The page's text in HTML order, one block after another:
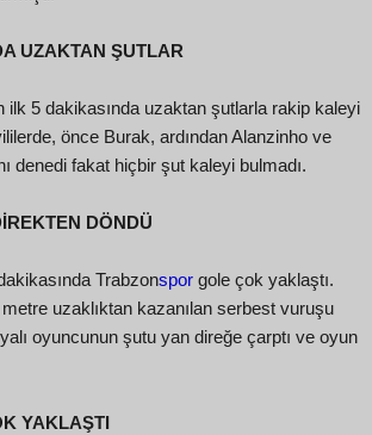
UZAKTAN ŞUTLAR
ilk 5 dakikasında uzaktan şutlarla rakip kaleyi
önce Burak, ardından Alanzinho ve
denedi fakat hiçbir şut kaleyi bulmadı.
DÖNDÜ
Trabzonspor gole çok yaklaştı.
uzaklıktan kazanılan serbest vuruşu
oyuncunun şutu yan direğe çarptı ve oyun
YAKLAŞTI